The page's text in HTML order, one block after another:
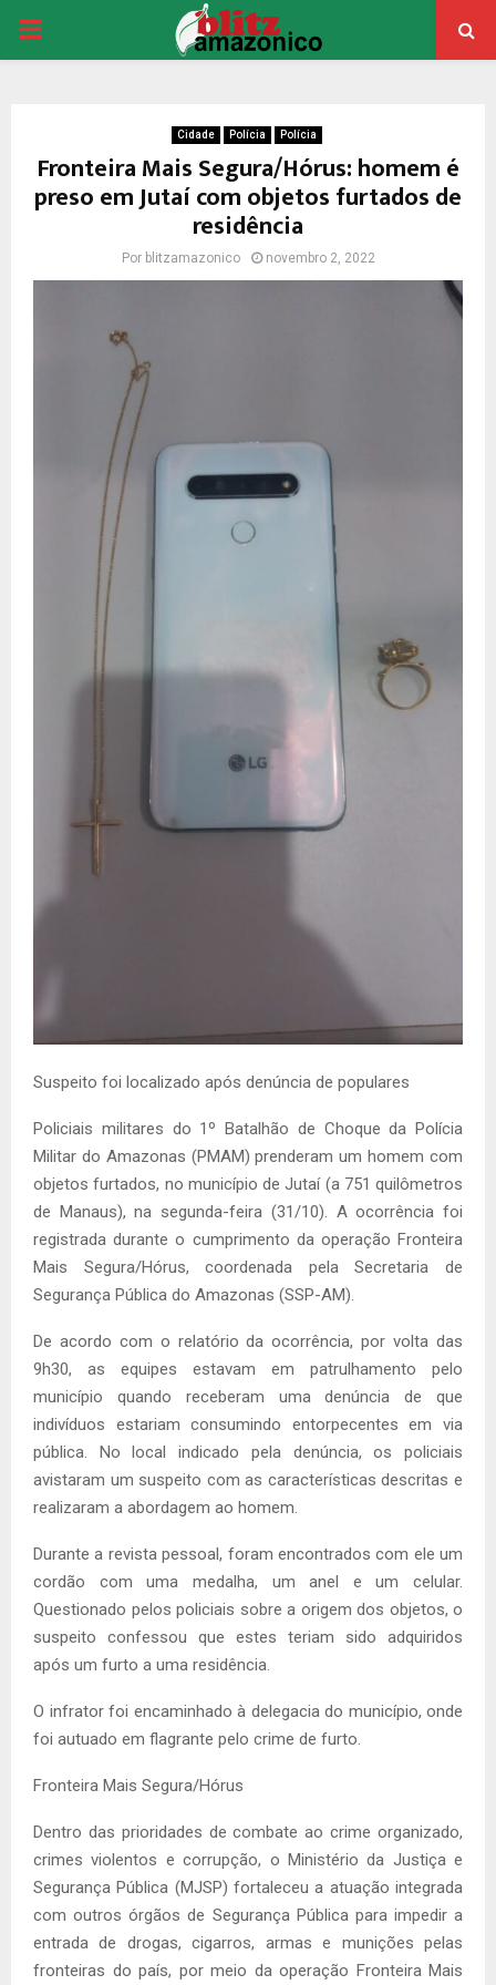
PRIMARY
Cidade Polícia Polícia
Fronteira Mais Segura/Hórus: homem é
preso em Jutaí com objetos furtados de
residência
Por blitzamazonico novembro 2, 2022
Suspeito foi localizado após denúncia de populares
Policiais militares do 1º Batalhão de Choque da Polícia
Militar do Amazonas (PMAM) prenderam um homem com
objetos furtados, no município de Jutaí (a 751 quilômetros
de Manaus), na segunda-feira (31/10). A ocorrência foi
registrada durante o cumprimento da operação Fronteira
Mais Segura/Hórus, coordenada pela Secretaria de
Segurança Pública do Amazonas (SSP-AM).
De acordo com o relatório da ocorrência, por volta das
9h30, as equipes estavam em patrulhamento pelo
município quando receberam uma denúncia de que
indivíduos estariam consumindo entorpecentes em via
pública. No local indicado pela denúncia, os policiais
avistaram um suspeito com as características descritas e
realizaram a abordagem ao homem.
Durante a revista pessoal, foram encontrados com ele um
cordão com uma medalha, um anel e um celular.
Questionado pelos policiais sobre a origem dos objetos, o
suspeito confessou que estes teriam sido adquiridos
após um furto a uma residência.
O infrator foi encaminhado à delegacia do município, onde
foi autuado em flagrante pelo crime de furto.
Fronteira Mais Segura/Hórus
Dentro das prioridades de combate ao crime organizado,
crimes violentos e corrupção, o Ministério da Justiça e
Segurança Pública (MJSP) fortaleceu a atuação integrada
com outros órgãos de Segurança Pública para impedir a
entrada de drogas, cigarros, armas e munições pelas
fronteiras do país, por meio da operação Fronteira Mais